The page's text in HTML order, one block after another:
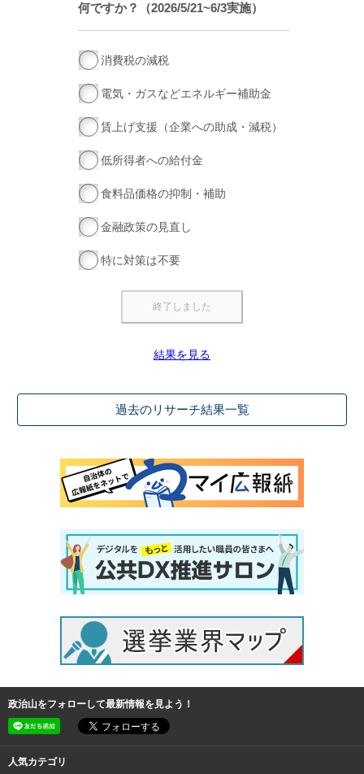
何ですか？（2026/5/21~6/3実施）
消費税の減税
電気・ガスなどエネルギー補助金
賃上げ支援（企業への助成・減税）
低所得者への給付金
食料品価格の抑制・補助
金融政策の見直し
特に対策は不要
結果を見る
過去のリサーチ結果一覧
政治山をフォローして最新情報を見よう！
人気カテゴリ